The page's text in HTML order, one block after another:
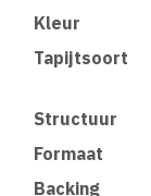
Kleur
Tapijtsoort
Structuur
Formaat
Backing